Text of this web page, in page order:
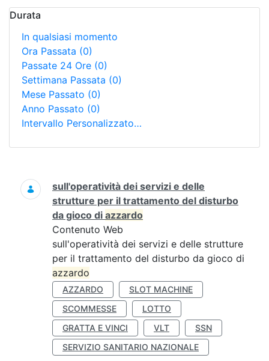
Durata
In qualsiasi momento
Ora Passata (0)
Passate 24 Ore (0)
Settimana Passata (0)
Mese Passato (0)
Anno Passato (0)
Intervallo Personalizzato…
Ricerca
sull'operatività dei servizi e delle
strutture per il trattamento del disturbo
da gioco di azzardo
Contenuto Web
sull'operatività dei servizi e delle strutture
per il trattamento del disturbo da gioco di
azzardo
AZZARDO
SLOT MACHINE
SCOMMESSE
LOTTO
GRATTA E VINCI
VLT
SSN
SERVIZIO SANITARIO NAZIONALE